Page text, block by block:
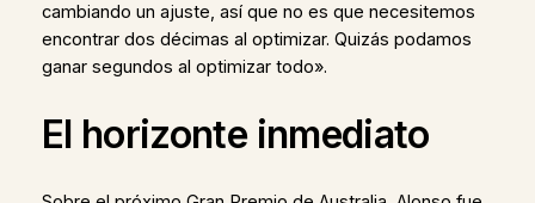
cambiando un ajuste, así que no es que necesitemos
encontrar dos décimas al optimizar. Quizás podamos
ganar segundos al optimizar todo».
El horizonte inmediato